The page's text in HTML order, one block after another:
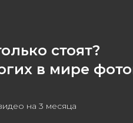
стоят?
в мире
на 3 месяца